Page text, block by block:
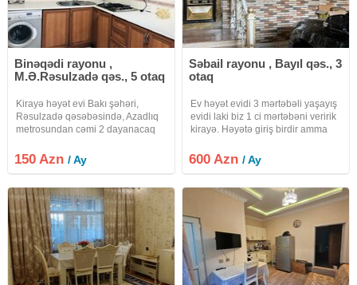
Binəqədi rayonu ,
M.Ə.Rəsulzadə qəs., 5 otaq
Kirayə həyət evi Bakı şəhəri,
Rəsulzadə qəsəbəsində, Azadlıq
metrosundan cəmi 2 dayanacaq
olunmuş həyət evi kirayə verilir.
Tələbə oğlan və qızlar, həmçinin
150 Azn/ Ay
Səbail rayonu , Bayıl qəs., 3
otaq
Ev həyət evidi 3 mərtəbəli yaşayış
evidi laki biz 1 ci mərtəbəni veririk
kirayə. Həyətə giriş birdir amma
darvazadan giriş birdir mərtəbələrı
giriş ayrıdır. Ev yalnız tələbı
600 Azn/ Ay